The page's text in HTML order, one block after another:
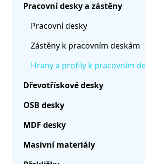
Pracovní desky a zástěny
Pracovní desky
Zástěny k pracovním deskám
Hrany a profily k pracovním
Dřevotřískové desky
OSB desky
MDF desky
Masivní materiály